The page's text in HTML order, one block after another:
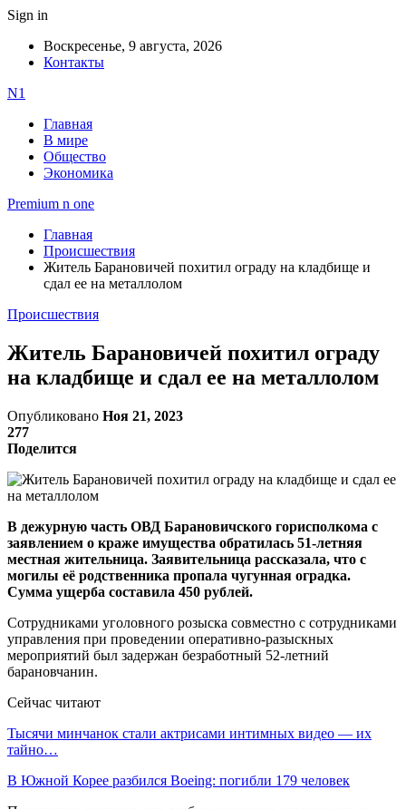
Sign in
Воскресенье, 9 августа, 2026
Контакты
N1
Главная
В мире
Общество
Экономика
Premium n one
Главная
Происшествия
Житель Барановичей похитил ограду на кладбище и
сдал ее на металлолом
Происшествия
Житель Барановичей похитил ограду
на кладбище и сдал ее на металлолом
Опубликовано Ноя 21, 2023
277
Поделится
В дежурную часть ОВД Барановичского горисполкома с
заявлением о краже имущества обратилась 51-летняя
местная жительница. Заявительница рассказала, что с
могилы её родственника пропала чугунная оградка.
Сумма ущерба составила 450 рублей.
Сотрудниками уголовного розыска совместно с сотрудниками
управления при проведении оперативно-разыскных
мероприятий был задержан безработный 52-летний
барановчанин.
Сейчас читают
Тысячи минчанок стали актрисами интимных видео — их
тайно…
В Южной Корее разбился Boeing: погибли 179 человек